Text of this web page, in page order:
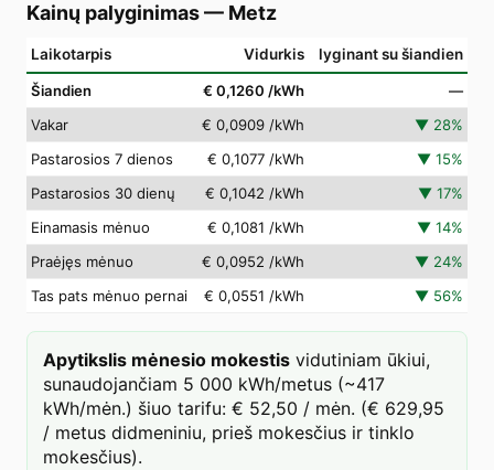
Kainų palyginimas— Metz
Laikotarpis Vidurkis lyginant su šiandien
Šiandien € 0,1260 /kWh
—
Vakar
€ 0,0909 /kWh ▼ 28%
Pastarosios 7 dienos
€ 0,1077 /kWh ▼ 15%
Pastarosios 30 dienų
€ 0,1042 /kWh ▼ 17%
Einamasis mėnuo
€ 0,1081 /kWh ▼ 14%
Praėjęs mėnuo
€ 0,0952 /kWh ▼ 24%
Tas pats mėnuo pernai
€ 0,0551 /kWh ▼ 56%
Apytikslis mėnesio mokestis vidutiniam ūkiui,
sunaudojančiam 5 000 kWh/metus (~417
kWh/mėn.) šiuo tarifu: € 52,50 / mėn. (€ 629,95
/ metus didmeniniu, prieš mokesčius ir tinklo
mokesčius).